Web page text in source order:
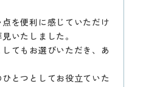
を便利に感じていただけ
いたしました。
てもお選びいただき、あ
とつとしてお役立ていた